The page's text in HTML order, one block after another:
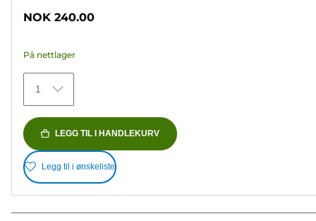
152
omtaler
NOK 240.00
På nettlager
1
LEGG TIL I HANDLEKURV
Legg til i ønskeliste